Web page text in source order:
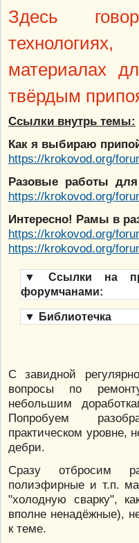
Здесь
материалах
твёрдым
Ссылки внутрь темы:
Как я выбираю
https://krokovod.org/
Разовые работы
https://krokovod.org/
Интересно! Рамы в
https://krokovod.org/
https://krokovod.org/
▼
Ссылки на
форумчанами:
▼ Библиотечка
С завидной
вопросы по
небольшим
Попробуем
практическом уровне,
дебри.
Сразу отбросим
полиэфирные и т.п.
"холодную сварку",
вполне ненадёжные),
к теме.